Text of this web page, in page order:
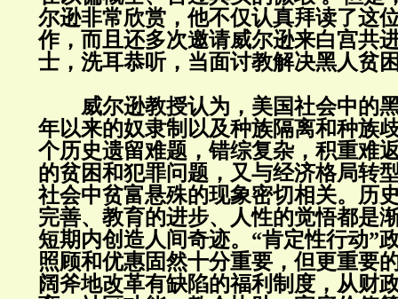
尔逊非常欣赏，他不仅认真拜读了这
作，而且还多次邀请威尔逊来白宫共
士，洗耳恭听，当面讨教解决黑人贫
威尔逊教授认为，美国社会中的
年以来的奴隶制以及种族隔离和种族
个历史遗留难题，错综复杂，积重难
的贫困和犯罪问题，又与经济格局转
社会中贫富悬殊的现象密切相关。历
完善、教育的进步、人性的觉悟都是
短期内创造人间奇迹。“肯定性行动”
照顾和优惠固然十分重要，但更重要
阔斧地改革有缺陷的福利制度，从财